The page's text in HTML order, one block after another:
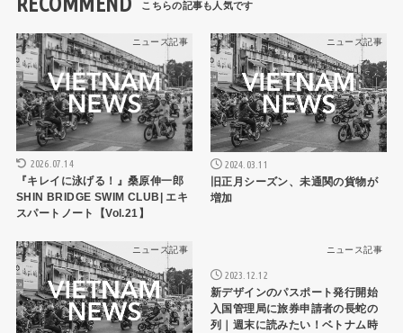
ニュース記事
2026.07.14
『キレイに泳げる！』桑原伸一郎
SHIN BRIDGE SWIM CLUB| エキ
スパートノート【Vol.21】
ニュース記事
2024.03.11
旧正月シーズン、未通関の貨物が
増加
ニュース記事 ニュース記事
2023.12.12
新デザインのパスポート発行開始
入国管理局に旅券申請者の長蛇の
列｜週末に読みたい！ベトナム時